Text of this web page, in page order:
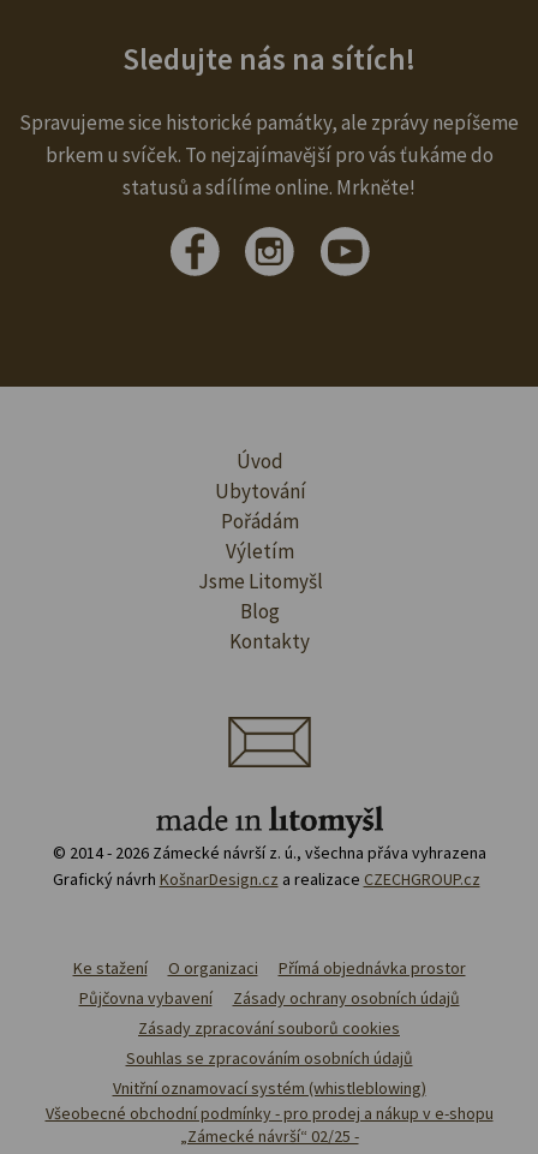
Sledujte nás na sítích!
Spravujeme sice historické památky, ale zprávy nepíšeme
brkem u svíček. To nejzajímavější pro vás ťukáme do
statusů a sdílíme online. Mrkněte!
Úvod
Ubytování
Pořádám
Výletím
Jsme Litomyšl
Blog
Kontakty
© 2014 - 2026 Zámecké návrší z. ú., všechna přáva vyhrazena
Grafický návrh KošnarDesign.cz a realizace CZECHGROUP.cz
Ke stažení O organizaci
Přímá objednávka prostor
Půjčovna vybavení
Zásady ochrany osobních údajů
Zásady zpracování souborů cookies
Souhlas se zpracováním osobních údajů
Vnitřní oznamovací systém (whistleblowing)
Všeobecné obchodní podmínky - pro prodej a nákup v e-shopu
„Zámecké návrší“ 02/25 -